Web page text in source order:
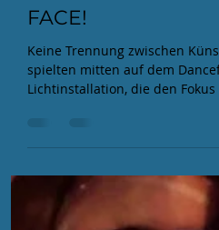
7. Jan.
EFA 2025
FACE!
Lichtinstallation, die den
sondern blickten den Acts
blinkenden Module und Regler.